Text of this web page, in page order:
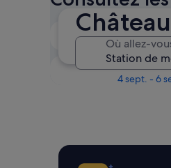
Où allez-
Le week-end
14 août - 16
Dans un
4 sept. - 6